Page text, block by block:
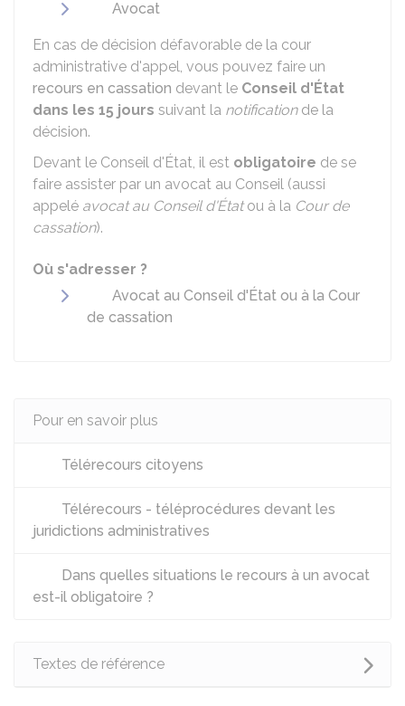
Avocat
En cas de décision défavorable de la cour
administrative d'appel, vous pouvez faire un
recours en cassation devant le Conseil d'État
dans les 15 jours suivant la notificationde la
décision.
Devant le Conseil d'État, il est obligatoire de se
faire assister par un avocat au Conseil (aussi
appelé avocat au Conseil d'Étatou à la Cour de
cassation).
Où s'adresser ?
Avocat au Conseil d'État ou à la Cour
de cassation
Pour en savoir plus
Télérecours citoyens
Télérecours - téléprocédures devant les
juridictions administratives
Dans quelles situations le recours à un avocat
est-il obligatoire ?
Textes de référence